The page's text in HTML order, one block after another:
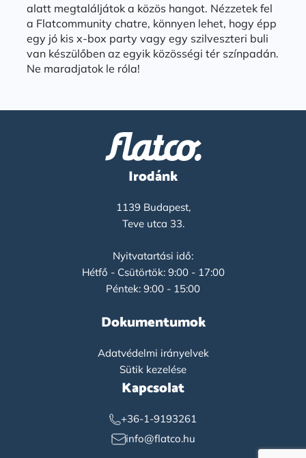
alatt megtaláljátok a közös hangot. Nézzetek fel
a Flatcommunity chatre, könnyen lehet, hogy épp
egy jó kis x-box party vagy egy szilveszteri buli
van készülőben az egyik közösségi tér színpadán.
Ne maradjatok le róla!
Irodánk
1139 Budapest,
Teve utca 33.
Nyitvatartási idő:
Hétfő - Csütörtök: 9:00 - 17:00
Péntek: 9:00 - 15:00
Dokumentumok
Adatvédelmi irányelvek
Sütik kezelése
Kapcsolat
+36-1-9193261
info@flatco.hu